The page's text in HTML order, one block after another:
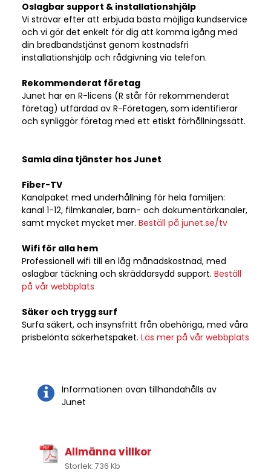
Oslagbar support & installationshjälp
Vi strävar efter att erbjuda bästa möjliga kundservice
och vi gör det enkelt för dig att komma igång med
din bredbandstjänst genom kostnadsfri
installationshjälp och rådgivning via telefon.
Rekommenderat företag
Junet har en R-licens (R står för rekommenderat
företag) utfärdad av R-Företagen, som identifierar
och synliggör företag med ett etiskt förhållningssätt.
Samla dina tjänster hos Junet
Fiber-TV
Kanalpaket med underhållning för hela familjen:
kanal 1-12, filmkanaler, barn- och dokumentärkanaler,
samt mycket mycket mer. Beställ på junet.se/tv
Wifi för alla hem
Professionell wifi till en låg månadskostnad, med
oslagbar täckning och skräddarsydd support. Beställ
på vår webbplats
Säker och trygg surf
Surfa säkert, och insynsfritt från obehöriga, med våra
prisbelönta säkerhetspaket. Läs mer på vår webbplats
Informationen ovan tillhandahålls av
Junet
Allmänna villkor
Storlek: 736 Kb